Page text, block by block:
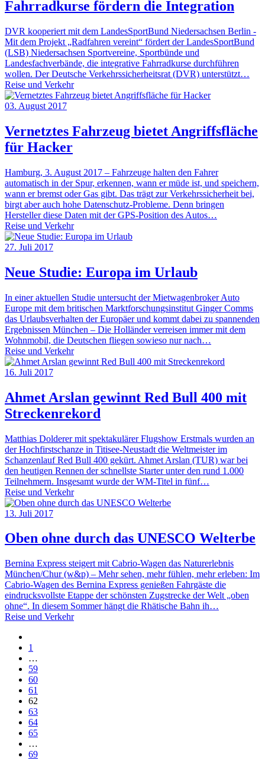
Fahrradkurse fördern die Integration
DVR kooperiert mit dem LandesSportBund Niedersachsen Berlin -
Mit dem Projekt „Radfahren vereint“ fördert der LandesSportBund
(LSB) Niedersachsen Sportvereine, Sportbünde und
Landesfachverbände, die integrative Fahrradkurse durchführen
wollen. Der Deutsche Verkehrssicherheitsrat (DVR) unterstützt…
Reise und Verkehr
03. August 2017
Vernetztes Fahrzeug bietet Angriffsfläche
für Hacker
Hamburg, 3. August 2017 – Fahrzeuge halten den Fahrer
automatisch in der Spur, erkennen, wann er müde ist, und speichern,
wann er bremst oder Gas gibt. Das trägt zur Verkehrssicherheit bei,
birgt aber auch hohe Datenschutz-Probleme. Denn bringen
Hersteller diese Daten mit der GPS-Position des Autos…
Reise und Verkehr
27. Juli 2017
Neue Studie: Europa im Urlaub
In einer aktuellen Studie untersucht der Mietwagenbroker Auto
Europe mit dem britischen Marktforschungsinstitut Ginger Comms
das Urlaubsverhalten der Europäer und kommt dabei zu spannenden
Ergebnissen München – Die Holländer verreisen immer mit dem
Wohnmobil, die Deutschen fliegen sowieso nur nach…
Reise und Verkehr
16. Juli 2017
Ahmet Arslan gewinnt Red Bull 400 mit
Streckenrekord
Matthias Dolderer mit spektakulärer Flugshow Erstmals wurden an
der Hochfirstschanze in Titisee-Neustadt die Weltmeister im
Schanzenlauf Red Bull 400 gekürt. Ahmet Arslan (TUR) war bei
den heutigen Rennen der schnellste Starter unter den rund 1.000
Teilnehmern. Insgesamt wurde der WM-Titel in fünf…
Reise und Verkehr
13. Juli 2017
Oben ohne durch das UNESCO Welterbe
Bernina Express steigert mit Cabrio-Wagen das Naturerlebnis
München/Chur (w&p) – Mehr sehen, mehr fühlen, mehr erleben: Im
Cabrio-Wagen des Bernina Express genießen Fahrgäste die
eindrucksvollste Etappe der schönsten Zugstrecke der Welt „oben
ohne“. In diesem Sommer hängt die Rhätische Bahn ih…
Reise und Verkehr
1
…
59
60
61
62
63
64
65
…
69